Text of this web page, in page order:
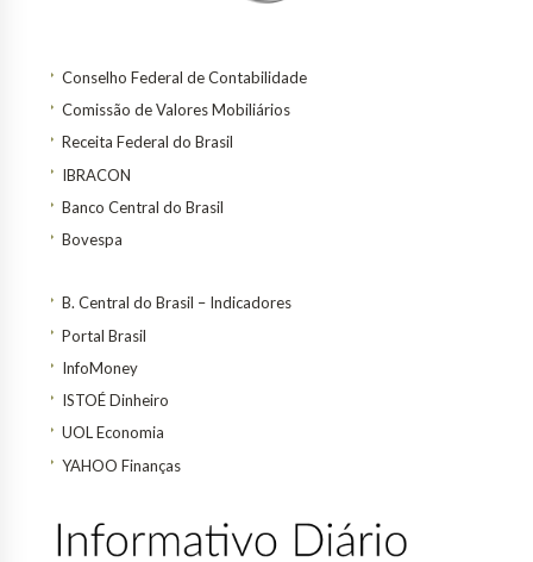
Conselho Federal de Contabilidade
Comissão de Valores Mobiliários
Receita Federal do Brasil
IBRACON
Banco Central do Brasil
Bovespa
B. Central do Brasil – Indicadores
Portal Brasil
InfoMoney
ISTOÉ Dinheiro
UOL Economia
YAHOO Finanças